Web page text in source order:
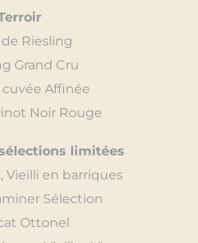
de Riesling
Grand Cru
cuvée Affinée
Noir Rouge
limitées
Vieilli en barriques
Sélection
Ottonel